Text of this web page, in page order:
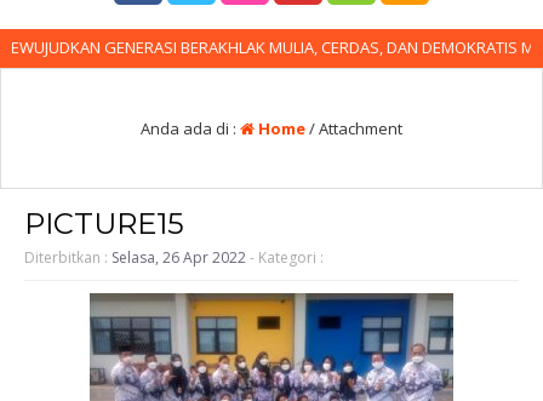
GENERASI BERAKHLAK MULIA, CERDAS, DAN DEMOKRATIS
Anda ada di : Home/ Attachment
PICTURE15
Diterbitkan : Selasa, 26 Apr 2022- Kategori :